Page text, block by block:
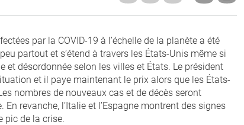
par la COVID-19 à l’échelle de la planète a été
partout et s’étend à travers les États-Unis même si
désordonnée selon les villes et États. Le président
et il paye maintenant le prix alors que les États-
nombres de nouveaux cas et de décès seront
revanche, l’Italie et l’Espagne montrent des signes
pic de la crise.